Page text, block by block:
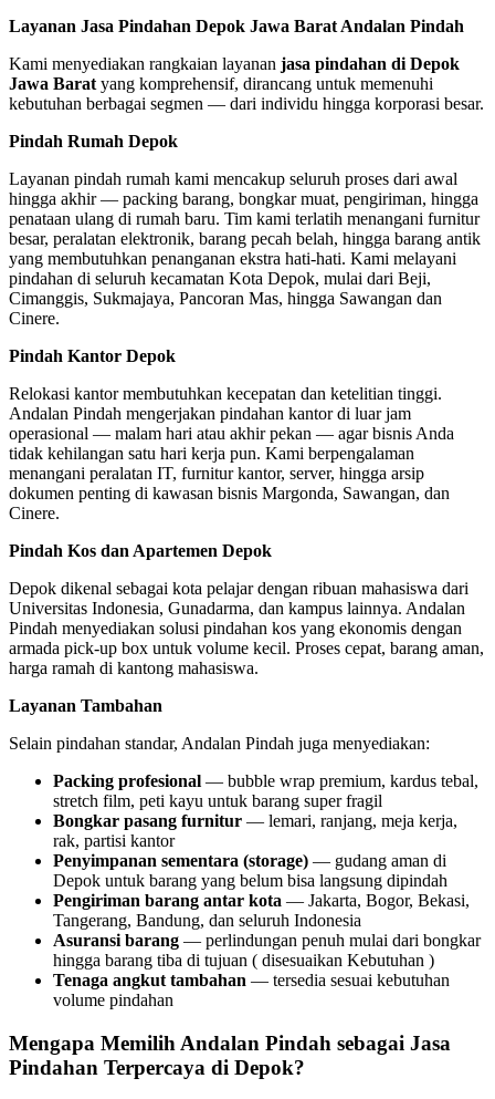
Layanan Jasa Pindahan Depok Jawa Barat Andalan Pindah
Kami menyediakan rangkaian layanan jasa pindahan di Depok
Jawa Barat yang komprehensif, dirancang untuk memenuhi
kebutuhan berbagai segmen — dari individu hingga korporasi besar.
Pindah Rumah Depok
Layanan pindah rumah kami mencakup seluruh proses dari awal
hingga akhir — packing barang, bongkar muat, pengiriman, hingga
penataan ulang di rumah baru. Tim kami terlatih menangani furnitur
besar, peralatan elektronik, barang pecah belah, hingga barang antik
yang membutuhkan penanganan ekstra hati-hati. Kami melayani
pindahan di seluruh kecamatan Kota Depok, mulai dari Beji,
Cimanggis, Sukmajaya, Pancoran Mas, hingga Sawangan dan
Cinere.
Pindah Kantor Depok
Relokasi kantor membutuhkan kecepatan dan ketelitian tinggi.
Andalan Pindah mengerjakan pindahan kantor di luar jam
operasional — malam hari atau akhir pekan — agar bisnis Anda
tidak kehilangan satu hari kerja pun. Kami berpengalaman
menangani peralatan IT, furnitur kantor, server, hingga arsip
dokumen penting di kawasan bisnis Margonda, Sawangan, dan
Cinere.
Pindah Kos dan Apartemen Depok
Depok dikenal sebagai kota pelajar dengan ribuan mahasiswa dari
Universitas Indonesia, Gunadarma, dan kampus lainnya. Andalan
Pindah menyediakan solusi pindahan kos yang ekonomis dengan
armada pick-up box untuk volume kecil. Proses cepat, barang aman,
harga ramah di kantong mahasiswa.
Layanan Tambahan
Selain pindahan standar, Andalan Pindah juga menyediakan:
Packing profesional — bubble wrap premium, kardus tebal,
stretch film, peti kayu untuk barang super fragil
Bongkar pasang furnitur — lemari, ranjang, meja kerja,
rak, partisi kantor
Penyimpanan sementara (storage) — gudang aman di
Depok untuk barang yang belum bisa langsung dipindah
Pengiriman barang antar kota — Jakarta, Bogor, Bekasi,
Tangerang, Bandung, dan seluruh Indonesia
Asuransi barang — perlindungan penuh mulai dari bongkar
hingga barang tiba di tujuan ( disesuaikan Kebutuhan )
Tenaga angkut tambahan — tersedia sesuai kebutuhan
volume pindahan
Mengapa Memilih Andalan Pindah sebagai Jasa
Pindahan Terpercaya di Depok?